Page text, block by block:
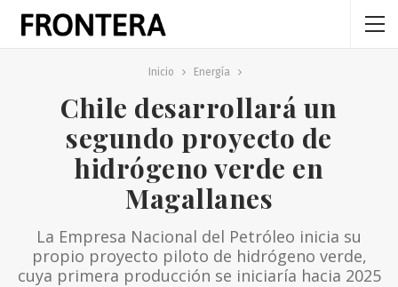
Inicio Energía
Chile desarrollará un
segundo proyecto de
hidrógeno verde en
Magallanes
La Empresa Nacional del Petróleo inicia su
propio proyecto piloto de hidrógeno verde,
cuya primera producción se iniciaría hacia 2025